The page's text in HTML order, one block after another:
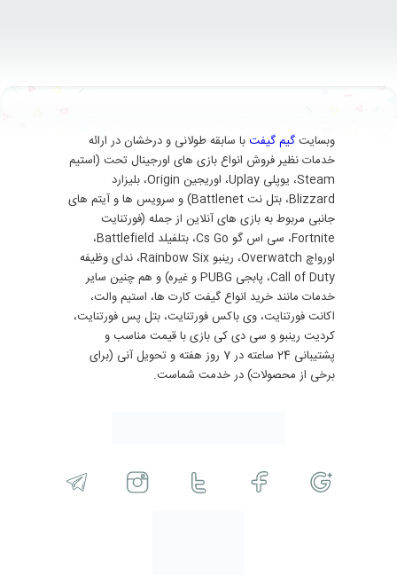
وبسایت گیم گیفتبا سابقه طولانی و درخشان در ارائه
خدمات نظیر فروش انواع بازی های اورجینال تحت (استیم
Steam، یوپلی Uplay، اوریجین Origin، بلیزارد
Blizzard، بتل نت Battlenet) و سرویس ها و آیتم های
جانبی مربوط به بازی های آنلاین از جمله (فورتنایت
Fortnite، سی اس گو Cs Go، بتلفیلد Battlefield،
اورواچ Overwatch، رینبو Rainbow Six، ندای وظیفه
Call of Duty، پابجی PUBG و غیره) و هم چنین سایر
خدمات مانند خرید انواع گیفت کارت ها، استیم والت،
اکانت فورتنایت، وی باکس فورتنایت، بتل پس فورتنایت،
کردیت رینبو و سی دی کی بازی با قیمت مناسب و
پشتیبانی 24 ساعته در 7 روز هفته و تحویل آنی (برای
برخی از محصولات) در خدمت شماست.